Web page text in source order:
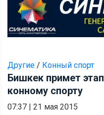
Другие / Конный спорт
Бишкек примет
конному спорту
07:37 | 21 мая 2015